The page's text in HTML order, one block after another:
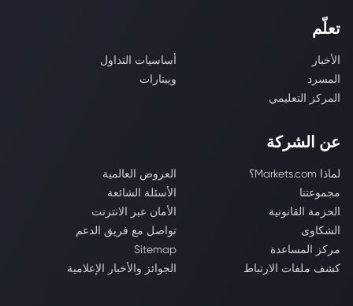
تعلّم
الأخبار
أساسيات التداول
المسرد
ويبنارات
المركز التعليمي
عن الشركة
لماذا Markets.com؟
العروض العالمية
مجموعتنا
الأسئلة الشائعة
الحزمة القانونية
الأمان عبر الانترنت
الشكاوى
تواصل مع فريق الدعم
مركز المساعدة
Sitemap
كشف ملفات الارتباط
الجوائز والأخبار الإعلامية